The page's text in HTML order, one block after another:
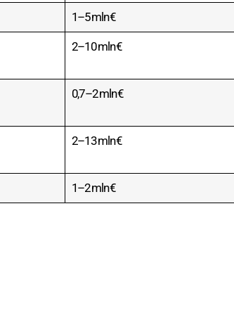
1–5 mln €
2–10 mln €
0,7–2 mln €
2–13 mln €
1–2 mln €